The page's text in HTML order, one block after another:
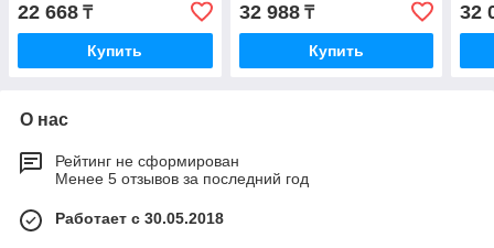
22 668 ₸
Купить
32 988₸
Купить
32
О нас
Рейтинг не сформирован
Менее 5 отзывов за последний год
Работает с 30.05.2018